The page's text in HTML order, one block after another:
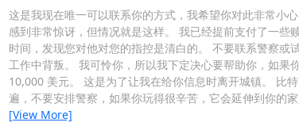
这是我现在唯一可以联系你的方式，我希望你对此非常小
感到非常惊讶，但情况就是这样。 我已经提前支付了一
时间，发现您对他对您的指控是清白的。 不要联系警察
工作中背叛。 我可怜你，所以我下定决心要帮助你，如
10,000 美元。 这是为了让我在给你信息时离开城镇。
遍，不要安排警察，如果你玩得很辛苦，它会延伸到你的
[View More]